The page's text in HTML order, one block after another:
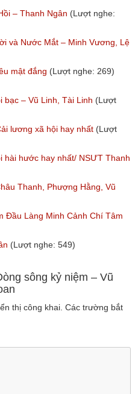
– Thanh Ngân (Lượt nghe:
và Nước Mắt – Minh Vương, Lệ
mật đắng (Lượt nghe: 269)
bạc – Vũ Linh, Tài Linh (Lượt
lương xã hội hay nhất (Lượt
hài hước hay nhất/ NSƯT Thanh
Thanh, Phượng Hằng, Vũ
Hồng Thủy
Đầu Làng Minh Cảnh Chí Tâm
(Lượt nghe: 549)
sông kỷ niệm – Vũ
thị công khai. Các trường bắt